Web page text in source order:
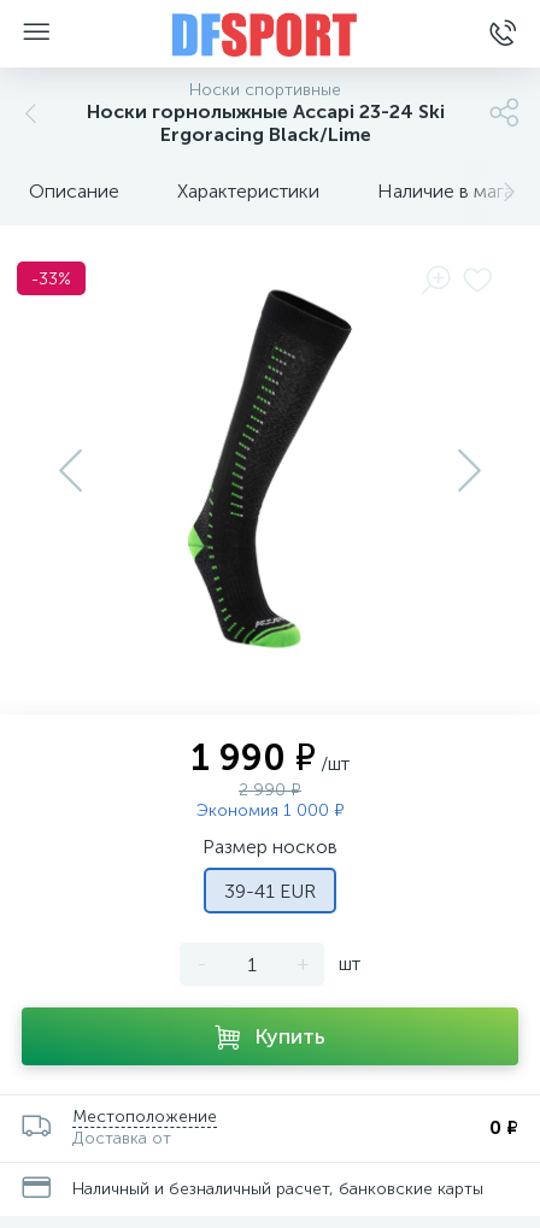
Носки спортивные
Носки горнолыжные Accapi 23-24 Ski
Ergoracing Black/Lime
Описание Характеристики Наличие в
-33%
1 990 ₽ /шт
2 990 ₽
Экономия 1 000 ₽
Размер носков
39-41 EUR
- + шт
Купить
Местоположение
Доставка от
0 ₽
Наличный и безналичный расчет, банковские карты